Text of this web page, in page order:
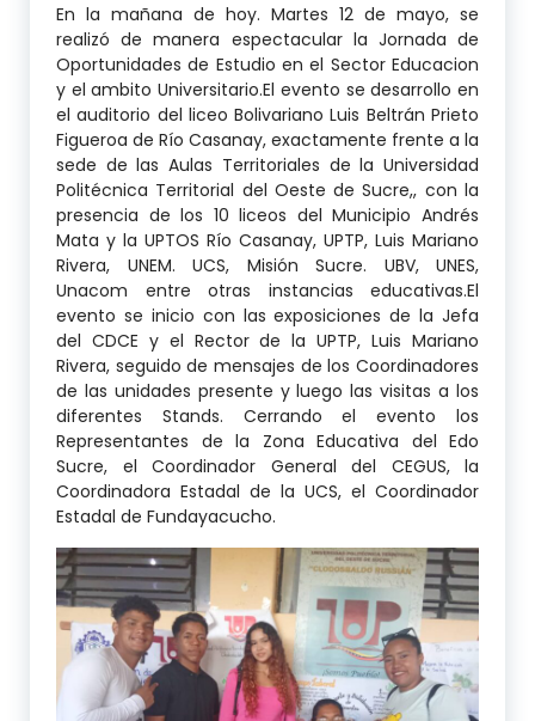
En la mañana de hoy. Martes 12 de mayo, se
realizó de manera espectacular la Jornada de
Oportunidades de Estudio en el Sector Educacion
y el ambito Universitario.El evento se desarrollo en
el auditorio del liceo Bolivariano Luis Beltrán Prieto
Figueroa de Río Casanay, exactamente frente a la
sede de las Aulas Territoriales de la Universidad
Politécnica Territorial del Oeste de Sucre,, con la
presencia de los 10 liceos del Municipio Andrés
Mata y la UPTOS Río Casanay, UPTP, Luis Mariano
Rivera, UNEM. UCS, Misión Sucre. UBV, UNES,
Unacom entre otras instancias educativas.El
evento se inicio con las exposiciones de la Jefa
del CDCE y el Rector de la UPTP, Luis Mariano
Rivera, seguido de mensajes de los Coordinadores
de las unidades presente y luego las visitas a los
diferentes Stands. Cerrando el evento los
Representantes de la Zona Educativa del Edo
Sucre, el Coordinador General del CEGUS, la
Coordinadora Estadal de la UCS, el Coordinador
Estadal de Fundayacucho.